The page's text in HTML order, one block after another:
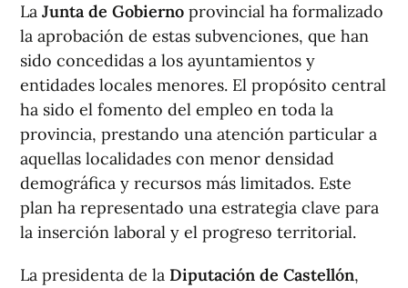
La Junta de Gobierno provincial ha formalizado
la aprobación de estas subvenciones, que han
sido concedidas a los ayuntamientos y
entidades locales menores. El propósito central
ha sido el fomento del empleo en toda la
provincia, prestando una atención particular a
aquellas localidades con menor densidad
demográfica y recursos más limitados. Este
plan ha representado una estrategia clave para
la inserción laboral y el progreso territorial.
La presidenta de la Diputación de Castellón,